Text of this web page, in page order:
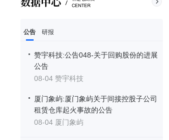
公告 研报
赞宇科技:公告048-关于回购股份的进展
公告
08-04 赞宇科技
厦门象屿:厦门象屿关于间接控股子公司
租赁仓库起火事故的公告
08-04 厦门象屿